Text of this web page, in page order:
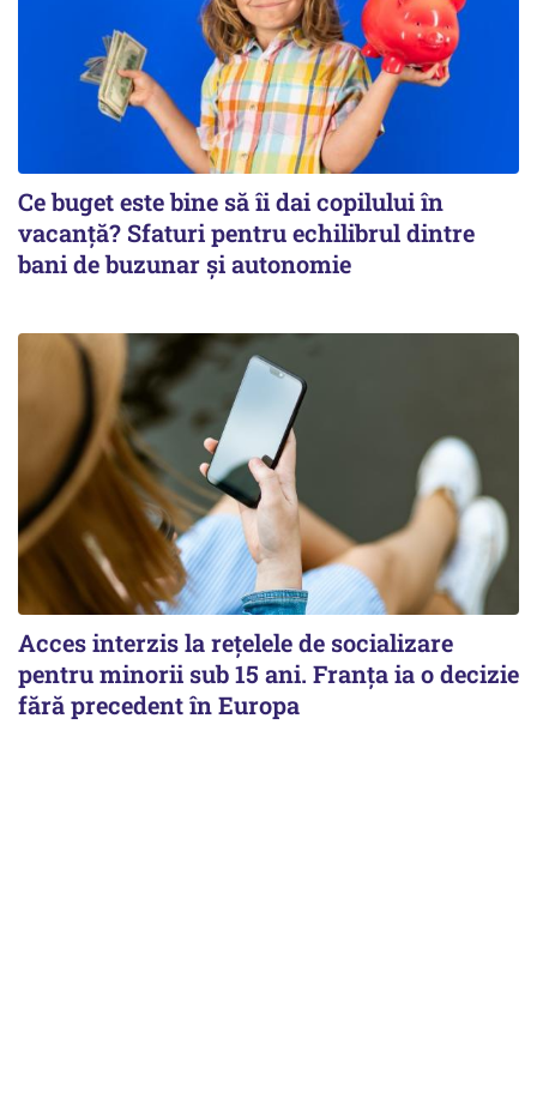
Ce buget este bine să îi dai copilului în
vacanță? Sfaturi pentru echilibrul dintre
bani de buzunar și autonomie
Acces interzis la rețelele de socializare
pentru minorii sub 15 ani. Franța ia o decizie
fără precedent în Europa